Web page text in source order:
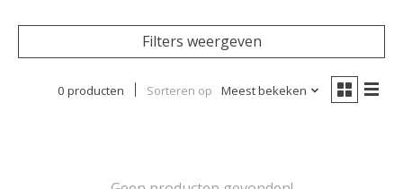
Filters weergeven
0 producten Sorteren op Meest bekeken